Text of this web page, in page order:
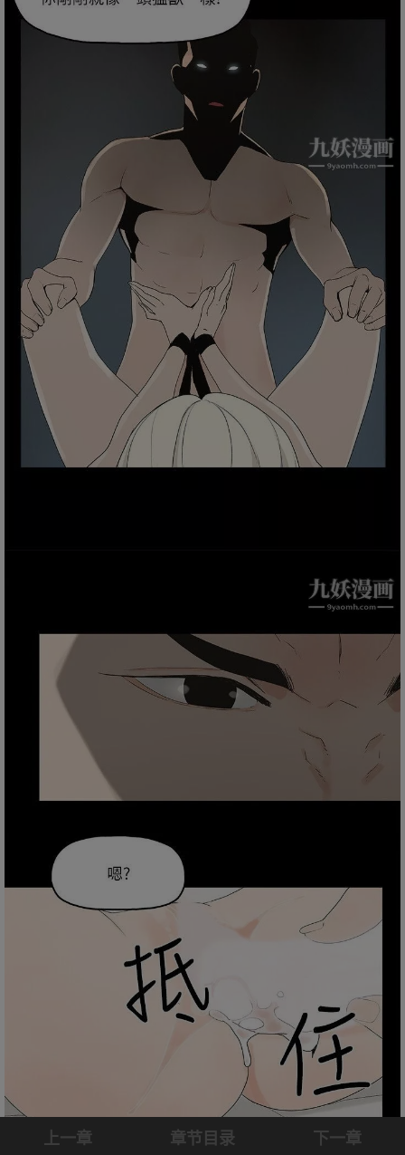
上一章 章节目录 下一章